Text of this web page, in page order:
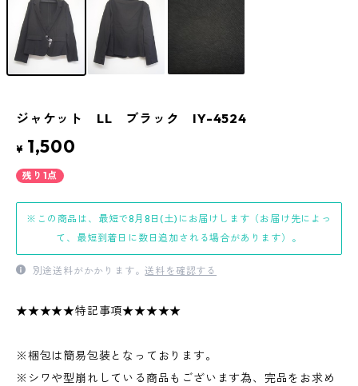
ジャケット LL ブラック IY-4524
¥ 1,500
残り1点
※この商品は、最短で8月8日(土)にお届けします（お届け先によっ
て、最短到着日に数日追加される場合があります）。
別途送料がかかります。送料を確認する
★★★★★特記事項★★★★★
※梱包は簡易包装となっております。
※シワや型崩れしている商品もございます為、完品をお求め